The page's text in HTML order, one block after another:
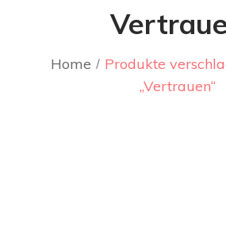
Home
Produkte
„Vertrauen“